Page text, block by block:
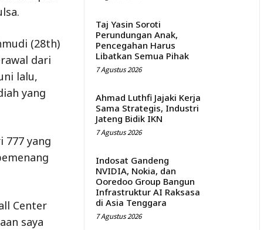
(28th)
dari
lalu,
yang
777 yang
Center
saya
Taj Yasin Soroti
Perundungan Anak,
Pencegahan Harus
Libatkan Semua Pihak
7 Agustus 2026
Ahmad Luthfi Jajaki Kerja
Sama Strategis, Industri
Jateng Bidik IKN
7 Agustus 2026
Indosat Gandeng
NVIDIA, Nokia, dan
Ooredoo Group Bangun
Infrastruktur AI Raksasa
di Asia Tenggara
7 Agustus 2026